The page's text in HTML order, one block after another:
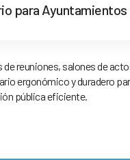
para Ayuntamientos
de reuniones, salones de
ergonómico y duradero
pública eficiente.